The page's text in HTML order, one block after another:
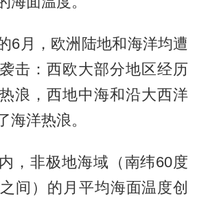
6月，欧洲陆地和海洋均遭
击：西欧大部分地区经历
浪，西地中海和沿大西洋
海洋热浪。
，非极地海域（南纬60度
间）的月平均海面温度创